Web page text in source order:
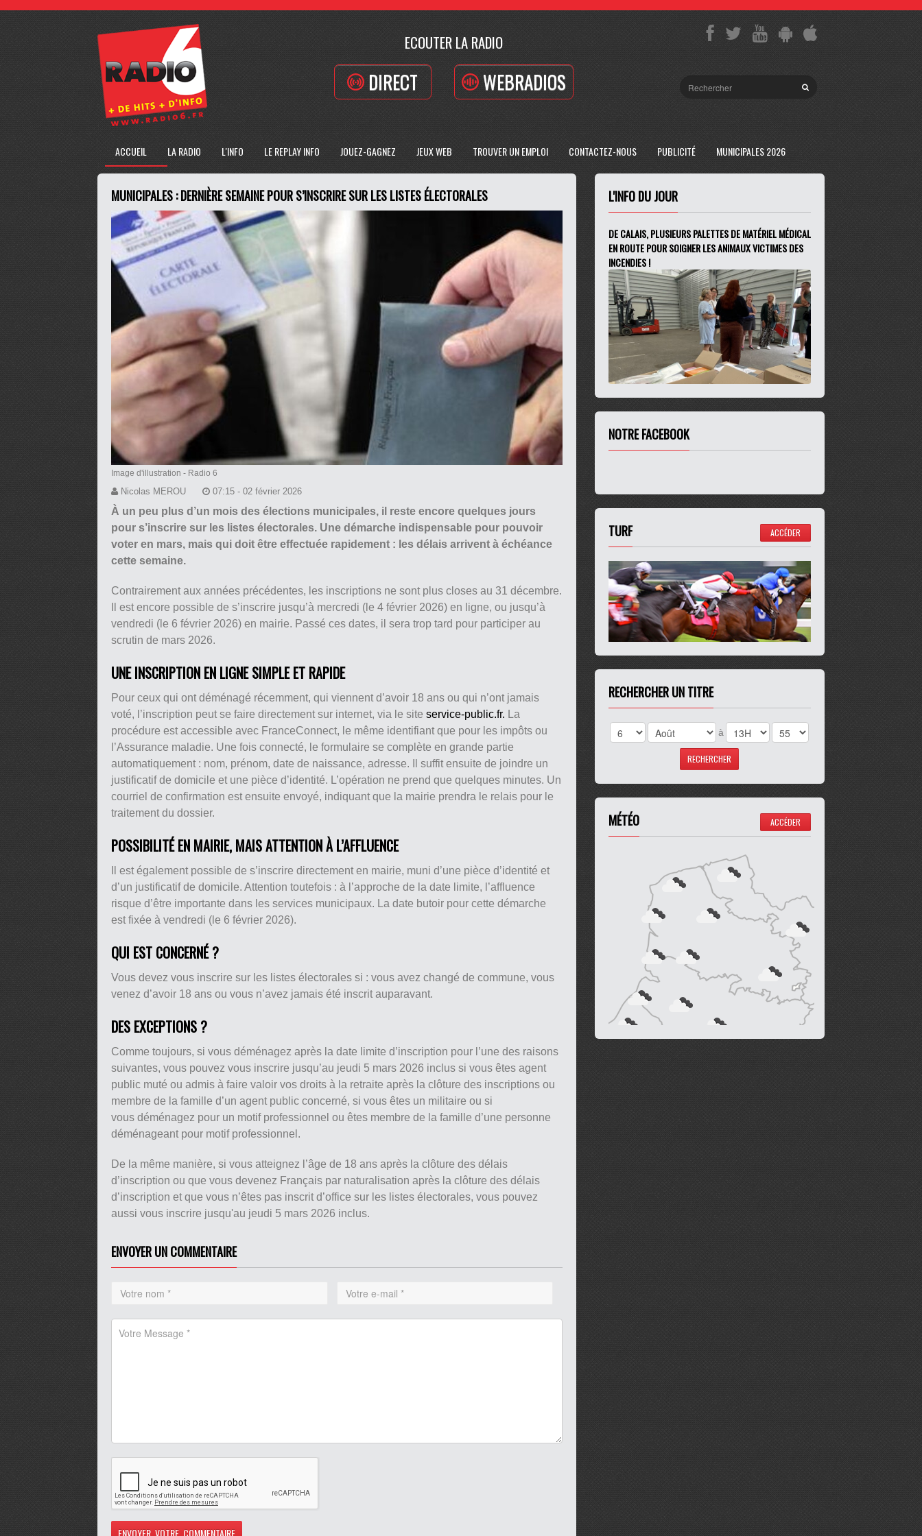
ECOUTER LA RADIO
DIRECT WEBRADIOS
ACCUEIL LA RADIO L'INFO LE REPLAY INFO JOUEZ-GAGNEZ JEUX WEB TROUVER UN EMPLOI CONTACTEZ-NOUS PUBLICITÉ MUNICIPALES 2026
MUNICIPALES : DERNIÈRE SEMAINE POUR S’INSCRIRE SUR LES LISTES ÉLECTORALES
Image d'illustration - Radio 6
Nicolas MEROU 07:15 - 02 février 2026
À un peu plus d’un mois des élections municipales, il reste encore quelques jours
pour s’inscrire sur les listes électorales. Une démarche indispensable pour pouvoir
voter en mars, mais qui doit être effectuée rapidement : les délais arrivent à échéance
cette semaine.
Contrairement aux années précédentes, les inscriptions ne sont plus closes au 31 décembre.
Il est encore possible de s’inscrire jusqu’à mercredi (le 4 février 2026) en ligne, ou jusqu’à
vendredi (le 6 février 2026) en mairie. Passé ces dates, il sera trop tard pour participer au
scrutin de mars 2026.
UNE INSCRIPTION EN LIGNE SIMPLE ET RAPIDE
Pour ceux qui ont déménagé récemment, qui viennent d’avoir 18 ans ou qui n’ont jamais
voté, l’inscription peut se faire directement sur internet, via le site service-public.fr. La
procédure est accessible avec FranceConnect, le même identifiant que pour les impôts ou
l’Assurance maladie. Une fois connecté, le formulaire se complète en grande partie
automatiquement : nom, prénom, date de naissance, adresse. Il suffit ensuite de joindre un
justificatif de domicile et une pièce d’identité. L’opération ne prend que quelques minutes. Un
courriel de confirmation est ensuite envoyé, indiquant que la mairie prendra le relais pour le
traitement du dossier.
POSSIBILITÉ EN MAIRIE, MAIS ATTENTION À L’AFFLUENCE
Il est également possible de s’inscrire directement en mairie, muni d’une pièce d’identité et
d’un justificatif de domicile. Attention toutefois : à l’approche de la date limite, l’affluence
risque d’être importante dans les services municipaux. La date butoir pour cette démarche
est fixée à vendredi (le 6 février 2026).
QUI EST CONCERNÉ ?
Vous devez vous inscrire sur les listes électorales si : vous avez changé de commune, vous
venez d’avoir 18 ans ou vous n’avez jamais été inscrit auparavant.
DES EXCEPTIONS ?
Comme toujours, si vous déménagez après la date limite d’inscription pour l’une des raisons
suivantes, vous pouvez vous inscrire jusqu’au jeudi 5 mars 2026 inclus si vous êtes agent
public muté ou admis à faire valoir vos droits à la retraite après la clôture des inscriptions ou
membre de la famille d’un agent public concerné, si vous êtes un militaire ou si
vous déménagez pour un motif professionnel ou êtes membre de la famille d’une personne
déménageant pour motif professionnel.
De la même manière, si vous atteignez l’âge de 18 ans après la clôture des délais
d’inscription ou que vous devenez Français par naturalisation après la clôture des délais
d’inscription et que vous n’êtes pas inscrit d’office sur les listes électorales, vous pouvez
aussi vous inscrire jusqu'au jeudi 5 mars 2026 inclus.
ENVOYER UN COMMENTAIRE
L'INFO DU JOUR
DE CALAIS, PLUSIEURS PALETTES DE MATÉRIEL MÉDICAL
EN ROUTE POUR SOIGNER LES ANIMAUX VICTIMES DES
INCENDIES !
NOTRE FACEBOOK
TURF ACCÉDER
RECHERCHER UN TITRE
à
MÉTÉO ACCÉDER